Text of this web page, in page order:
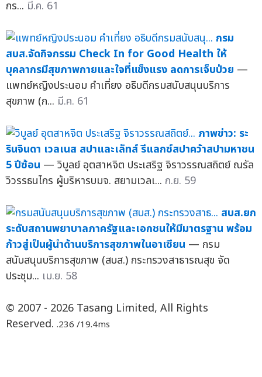
กร... มี.ค. 61
กรม
สบส.จัดกิจกรรม Check In for Good Health ให้
บุคลากรมีสุขภาพกายและใจที่แข็งแรง ลดการเจ็บป่วย —
แพทย์หญิงประนอม คำเที่ยง อธิบดีกรมสนับสนุนบริการ
สุขภาพ (ก... มี.ค. 61
ภาพข่าว: ระ
รินจินดา เวลเนส สปาและเล็ทส์ รีแลกซ์สปาคว้าสปามหาชน
5 ปีซ้อน — วิบูลย์ อุตสาหจิต ประเสริฐ จิราวรรณสถิตย์ ณรัล
วิวรรธนไกร ผู้บริหารบมจ. สยามเวลเ... ก.ย. 59
สบส.ยก
ระดับสถานพยาบาลภาครัฐและเอกชนให้มีมาตรฐาน พร้อม
ก้าวสู่เป็นผู้นำด้านบริการสุขภาพในอาเซียน — กรม
สนับสนุนบริการสุขภาพ (สบส.) กระทรวงสาธารณสุข จัด
ประชุม... เม.ย. 58
© 2007 - 2026 Tasang Limited, All Rights
Reserved. .236 /19.4ms